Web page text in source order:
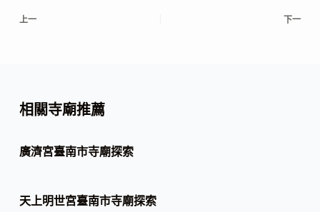
上一 下一
相關寺廟推薦
廣濟宮臺南市寺廟探索
天上明世宮臺南市寺廟探索